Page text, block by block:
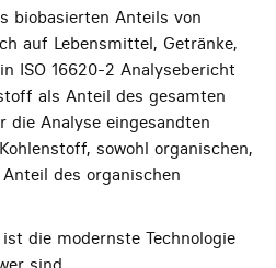
biobasierten Anteils von
auf Lebensmittel, Getränke,
ISO 16620-2 Analysebericht
als Anteil des gesamten
die Analyse eingesandten
sowohl organischen,
des organischen
die modernste Technologie
sind.